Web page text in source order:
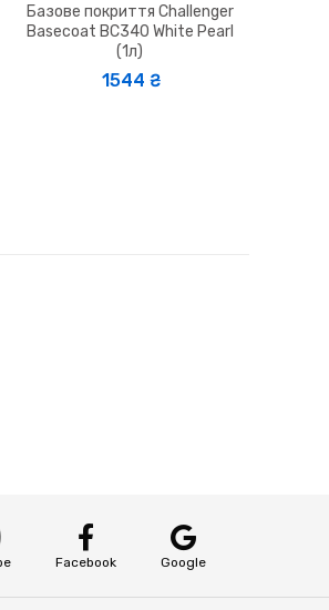
Базове покриття Challenger
Basecoat BC340 White Pearl
(1л)
1544 ₴
Facebook Google